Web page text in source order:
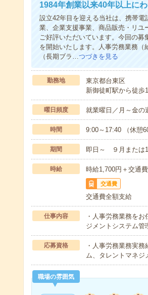
1984年創業以来40年以上に
設立42年目を迎える当社は、携帯
業、企業支援事業、商品販売・リ
ご好評いただいています。今回の
を開始いたします。人事労務業務（
（長期ブラ…つづきを見る
勤務地
東京都台東区
新御徒町駅から徒歩
曜日頻度 就業曜日／月～金の
時間 9:00～17:40 （休憩
期間 即日～ ９月または
時給 時給1,700円＋交通
交通費
交通費全額支給
仕事内容
・人事労務業務を
ジメントシステム
応募資格
・人事労務業務実
ム、タレントマネ
職場の雰囲気